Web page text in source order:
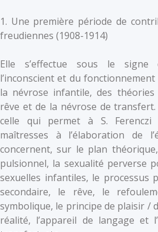
1. Une première période de
freudiennes (1908-1914)
Elle s’effectue sous le
l’inconscient et du
la névrose infantile, des
rêve et de la névrose de
celle qui permet à S. Ferenczi
maîtresses à l’élaboration de
concernent, sur le plan
pulsionnel, la sexualité perverse
sexuelles infantiles, le processus
secondaire, le rêve, le
symbolique, le principe de plaisir /
réalité, l’appareil de langage et